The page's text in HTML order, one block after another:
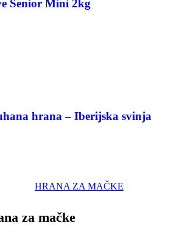
Senior Mini 2kg
hrana – Iberijska svinja
HRANA ZA MAČKE
za mačke